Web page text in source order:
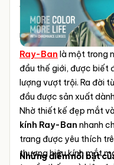
ĐO MẮT MIỄN PHÍ thực
TPHCM hơn 10 năm
móc hiện đại & tự động.
Ray-Ban là một trong
đầu thế giới, được biết
lượng vượt trội. Ra đời
đầu được sản xuất
Nhờ thiết kế đẹp mắt
kính Ray-Ban nhanh
trang được yêu thích
thương hiệu kính mắt
Những điểm nổi bật